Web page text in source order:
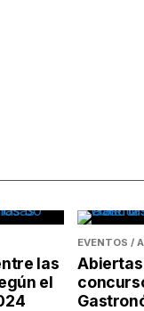
las
el
EVENTOS /